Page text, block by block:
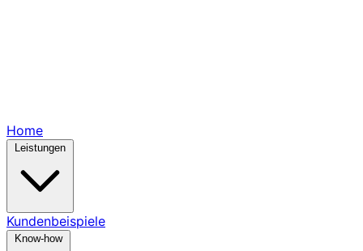
Home
Kundenbeispiele
Know-how